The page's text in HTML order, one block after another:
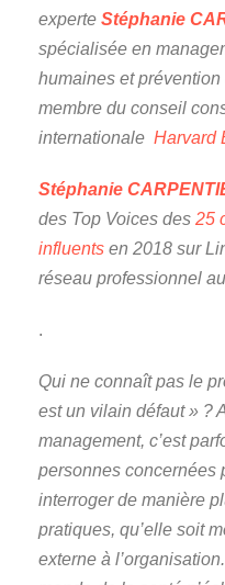
experte Stéphanie
spécialisée en
humaines et
membre du conseil
internationale Harvard
Stéphanie
des Top Voices des 25
influents en 2018 sur
réseau professionnel
.
Qui ne connaît pas le
est un vilain défaut » ?
management, c’est
personnes concernées
interroger de manière
pratiques, qu’elle soit
externe à